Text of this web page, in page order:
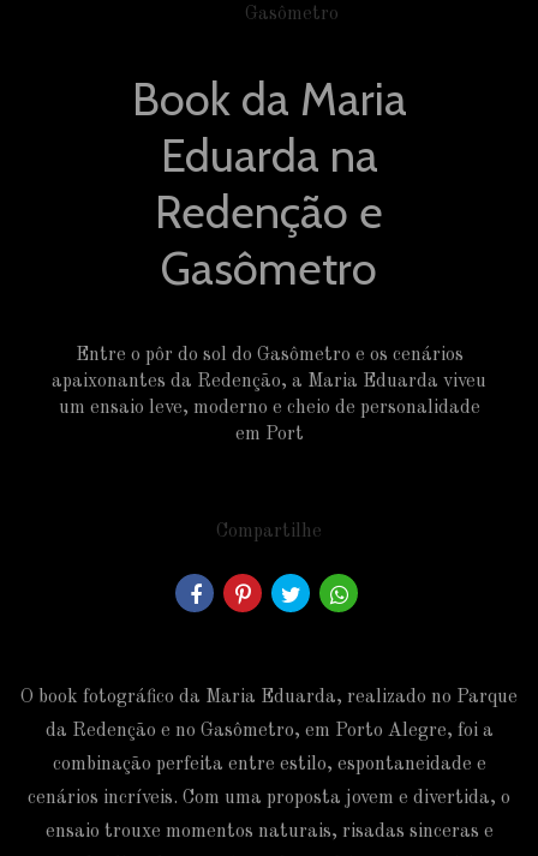
Book da Maria
Eduarda na
Redenção e
Gasômetro
Entre o pôr do sol do Gasômetro e os cenários
apaixonantes da Redenção, a Maria Eduarda viveu
um ensaio leve, moderno e cheio de personalidade
em Port
Compartilhe
O book fotográfico da Maria Eduarda, realizado no Parque
da Redenção e no Gasômetro, em Porto Alegre, foi a
combinação perfeita entre estilo, espontaneidade e
cenários incríveis. Com uma proposta jovem e divertida, o
ensaio trouxe momentos naturais, risadas sinceras e